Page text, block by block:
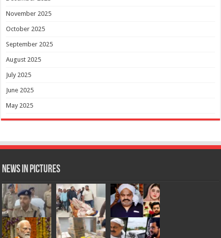
November 2025
October 2025
September 2025
August 2025
July 2025
June 2025
May 2025
News in Pictures